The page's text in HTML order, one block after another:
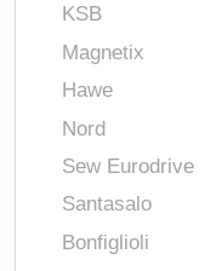
KSB
Magnetix
Hawe
Nord
Sew Eurodrive
Santasalo
Bonfiglioli